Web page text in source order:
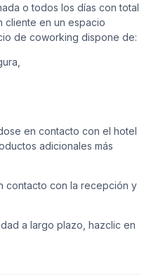
o todos los días con total
cliente en un espacio
de coworking dispone de:
en contacto con el hotel
adicionales más
contacto con la recepción y
a largo plazo, hazclic en